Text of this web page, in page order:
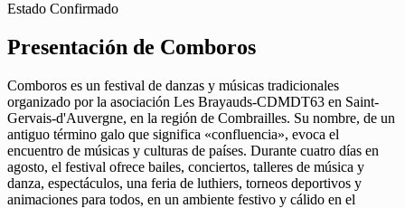
Estado Confirmado
Presentación de Comboros
Comboros es un festival de danzas y músicas tradicionales
organizado por la asociación Les Brayauds-CDMDT63 en Saint-
Gervais-d'Auvergne, en la región de Combrailles. Su nombre, de un
antiguo término galo que significa «confluencia», evoca el
encuentro de músicas y culturas de países. Durante cuatro días en
agosto, el festival ofrece bailes, conciertos, talleres de música y
danza, espectáculos, una feria de luthiers, torneos deportivos y
animaciones para todos, en un ambiente festivo y cálido en el